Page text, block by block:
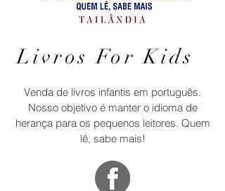
Livros For Kids
Venda de livros infantis em português.
Nosso objetivo é manter o idioma de
herança para os pequenos leitores. Quem
lê, sabe mais!